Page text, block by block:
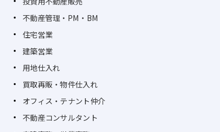
不動産管理・PM・BM
住宅営業
建築営業
用地仕入れ
買取再販・物件仕入れ
オフィス・テナント仲介
不動産コンサルタント